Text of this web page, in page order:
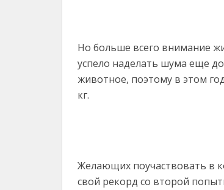
Но больше всего внимание
успело наделать шума еще
животное, поэтому в этом
кг.
Желающих поучаствовать в
свой рекорд со второй